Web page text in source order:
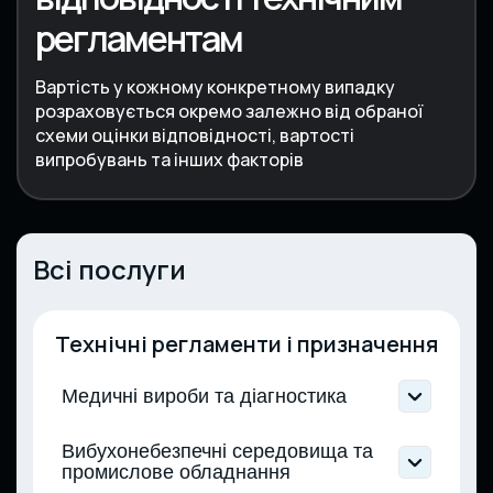
регламентам
Вартість у кожному конкретному випадку
розраховується окремо залежно від обраної
схеми оцінки відповідності, вартості
випробувань та інших факторів
Всі послуги
Технічні регламенти і призначення
Медичні вироби та діагностика
Технічний регламент щодо медичних
виробів (Постанова КМУ від 02.10.2013 №
753)
Вибухонебезпечні середовища та
промислове обладнання